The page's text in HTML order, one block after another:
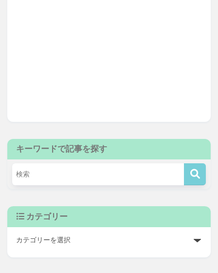
キーワードで記事を探す
カテゴリー